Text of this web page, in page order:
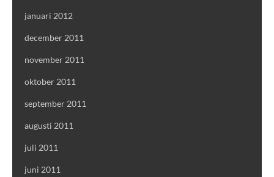
januari 2012
december 2011
november 2011
oktober 2011
september 2011
augusti 2011
juli 2011
juni 2011